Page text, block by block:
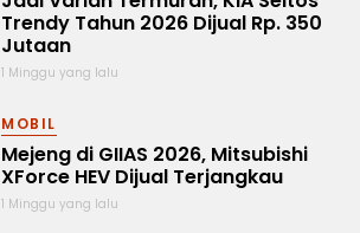
Trendy Tahun 2026 Dijual Rp. 350
Jutaan
1 Minggu yang lalu
MOBIL
Mejeng di GIIAS 2026, Mitsubishi
XForce HEV Dijual Terjangkau
1 Minggu yang lalu